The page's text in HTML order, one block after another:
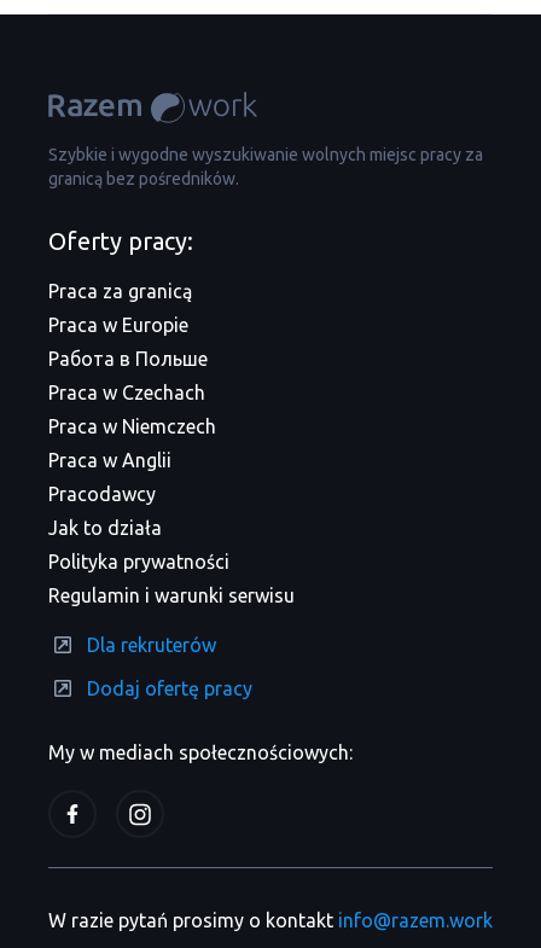
Szybkie i wygodne wyszukiwanie wolnych miejsc pracy za
granicą bez pośredników.
My w mediach społecznościowych:
Oferty pracy:
Praca za granicą
Praca w Europie
Работа в Польше
Praca w Czechach
Praca w Niemczech
Praca w Anglii
Pracodawcy
Jak to działa
Polityka prywatności
Regulamin i warunki serwisu
Dla rekruterów
Dodaj ofertę pracy
W razie pytań prosimy o kontakt info@razem.work